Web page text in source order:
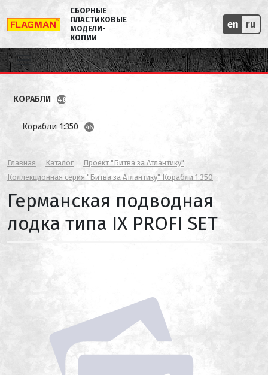
СБОРНЫЕ
ПЛАСТИКОВЫЕ
МОДЕЛИ-
КОПИИ
en ru
КОРАБЛИ 48
Корабли 1:350 46
Главная Каталог
Проект "Битва за Атлантику"
Коллекционная серия "Битва за Атлантику" Корабли 1:350
Германская подводная
лодка типа IX PROFI SET